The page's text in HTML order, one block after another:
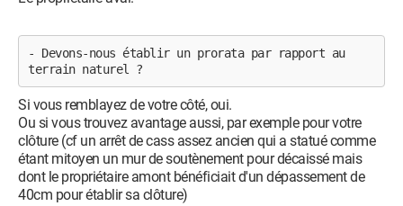
- Devons-nous établir un prorata par rapport au
terrain naturel ?
Si vous remblayez de votre côté, oui.
Ou si vous trouvez avantage aussi, par exemple pour votre
clôture (cf un arrêt de cass assez ancien qui a statué comme
étant mitoyen un mur de soutènement pour décaissé mais
dont le propriétaire amont bénéficiait d'un dépassement de
40cm pour établir sa clôture)